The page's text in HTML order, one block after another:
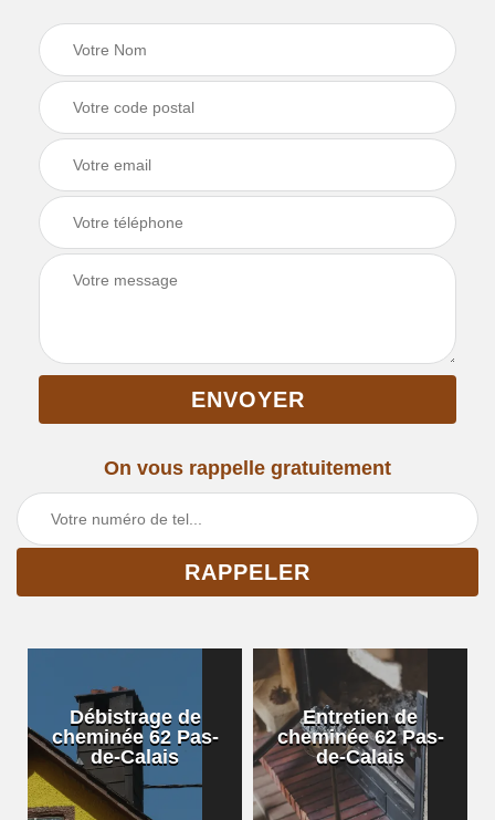
On vous rappelle gratuitement
Débistrage de
cheminée 62 Pas-
de-Calais
Entretien de
cheminée 62 Pas-
de-Calais